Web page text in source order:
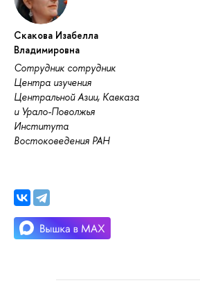
Скакова Изабелла
Владимировна
Сотрудник сотрудник
Центра изучения
Центральной Азии, Кавказа
и Урало-Поволжья
Института
Востоковедения РАН